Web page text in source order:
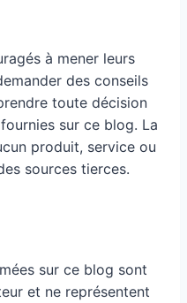
à mener leurs
des conseils
toute décision
sur ce blog. La
produit, service ou
sources tierces.
sur ce blog sont
et ne représentent